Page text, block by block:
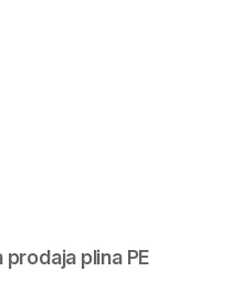
plina PE